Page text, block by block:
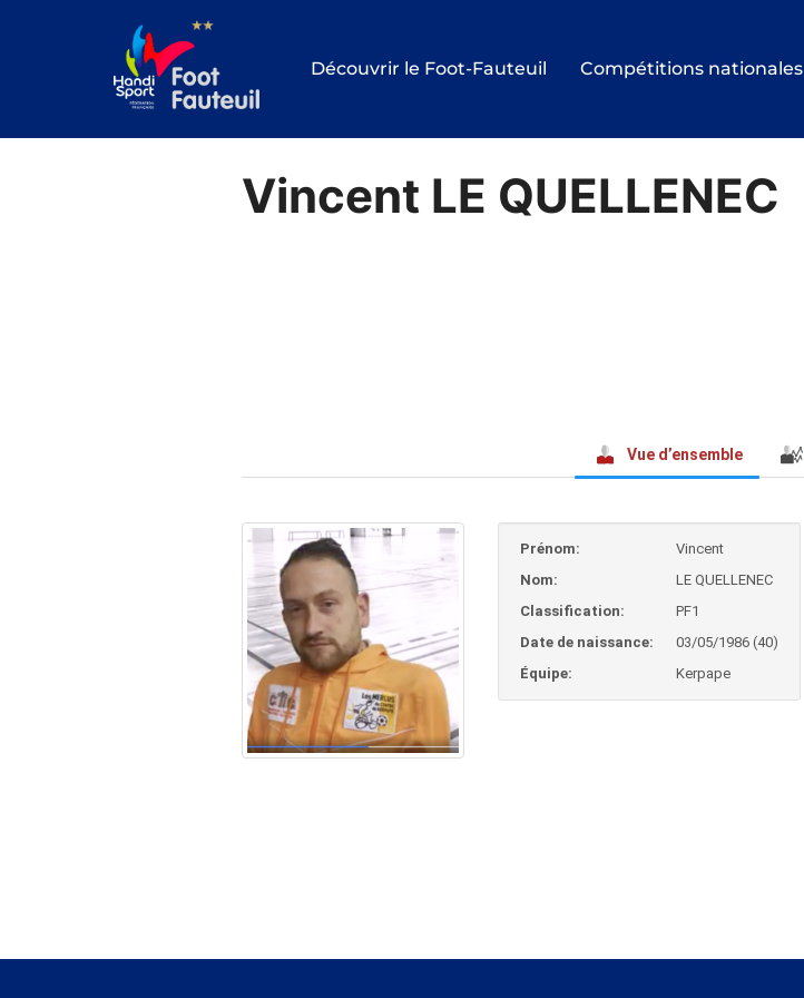
Découvrir le Foot-Fauteuil Compétitions nationales
Vincent LE QUELLENEC
Vue d’ensemble
Prénom:
Vincent
Nom:
LE QUELLENEC
Classification:
PF1
Date de naissance:
03/05/1986 (40)
Équipe:
Kerpape